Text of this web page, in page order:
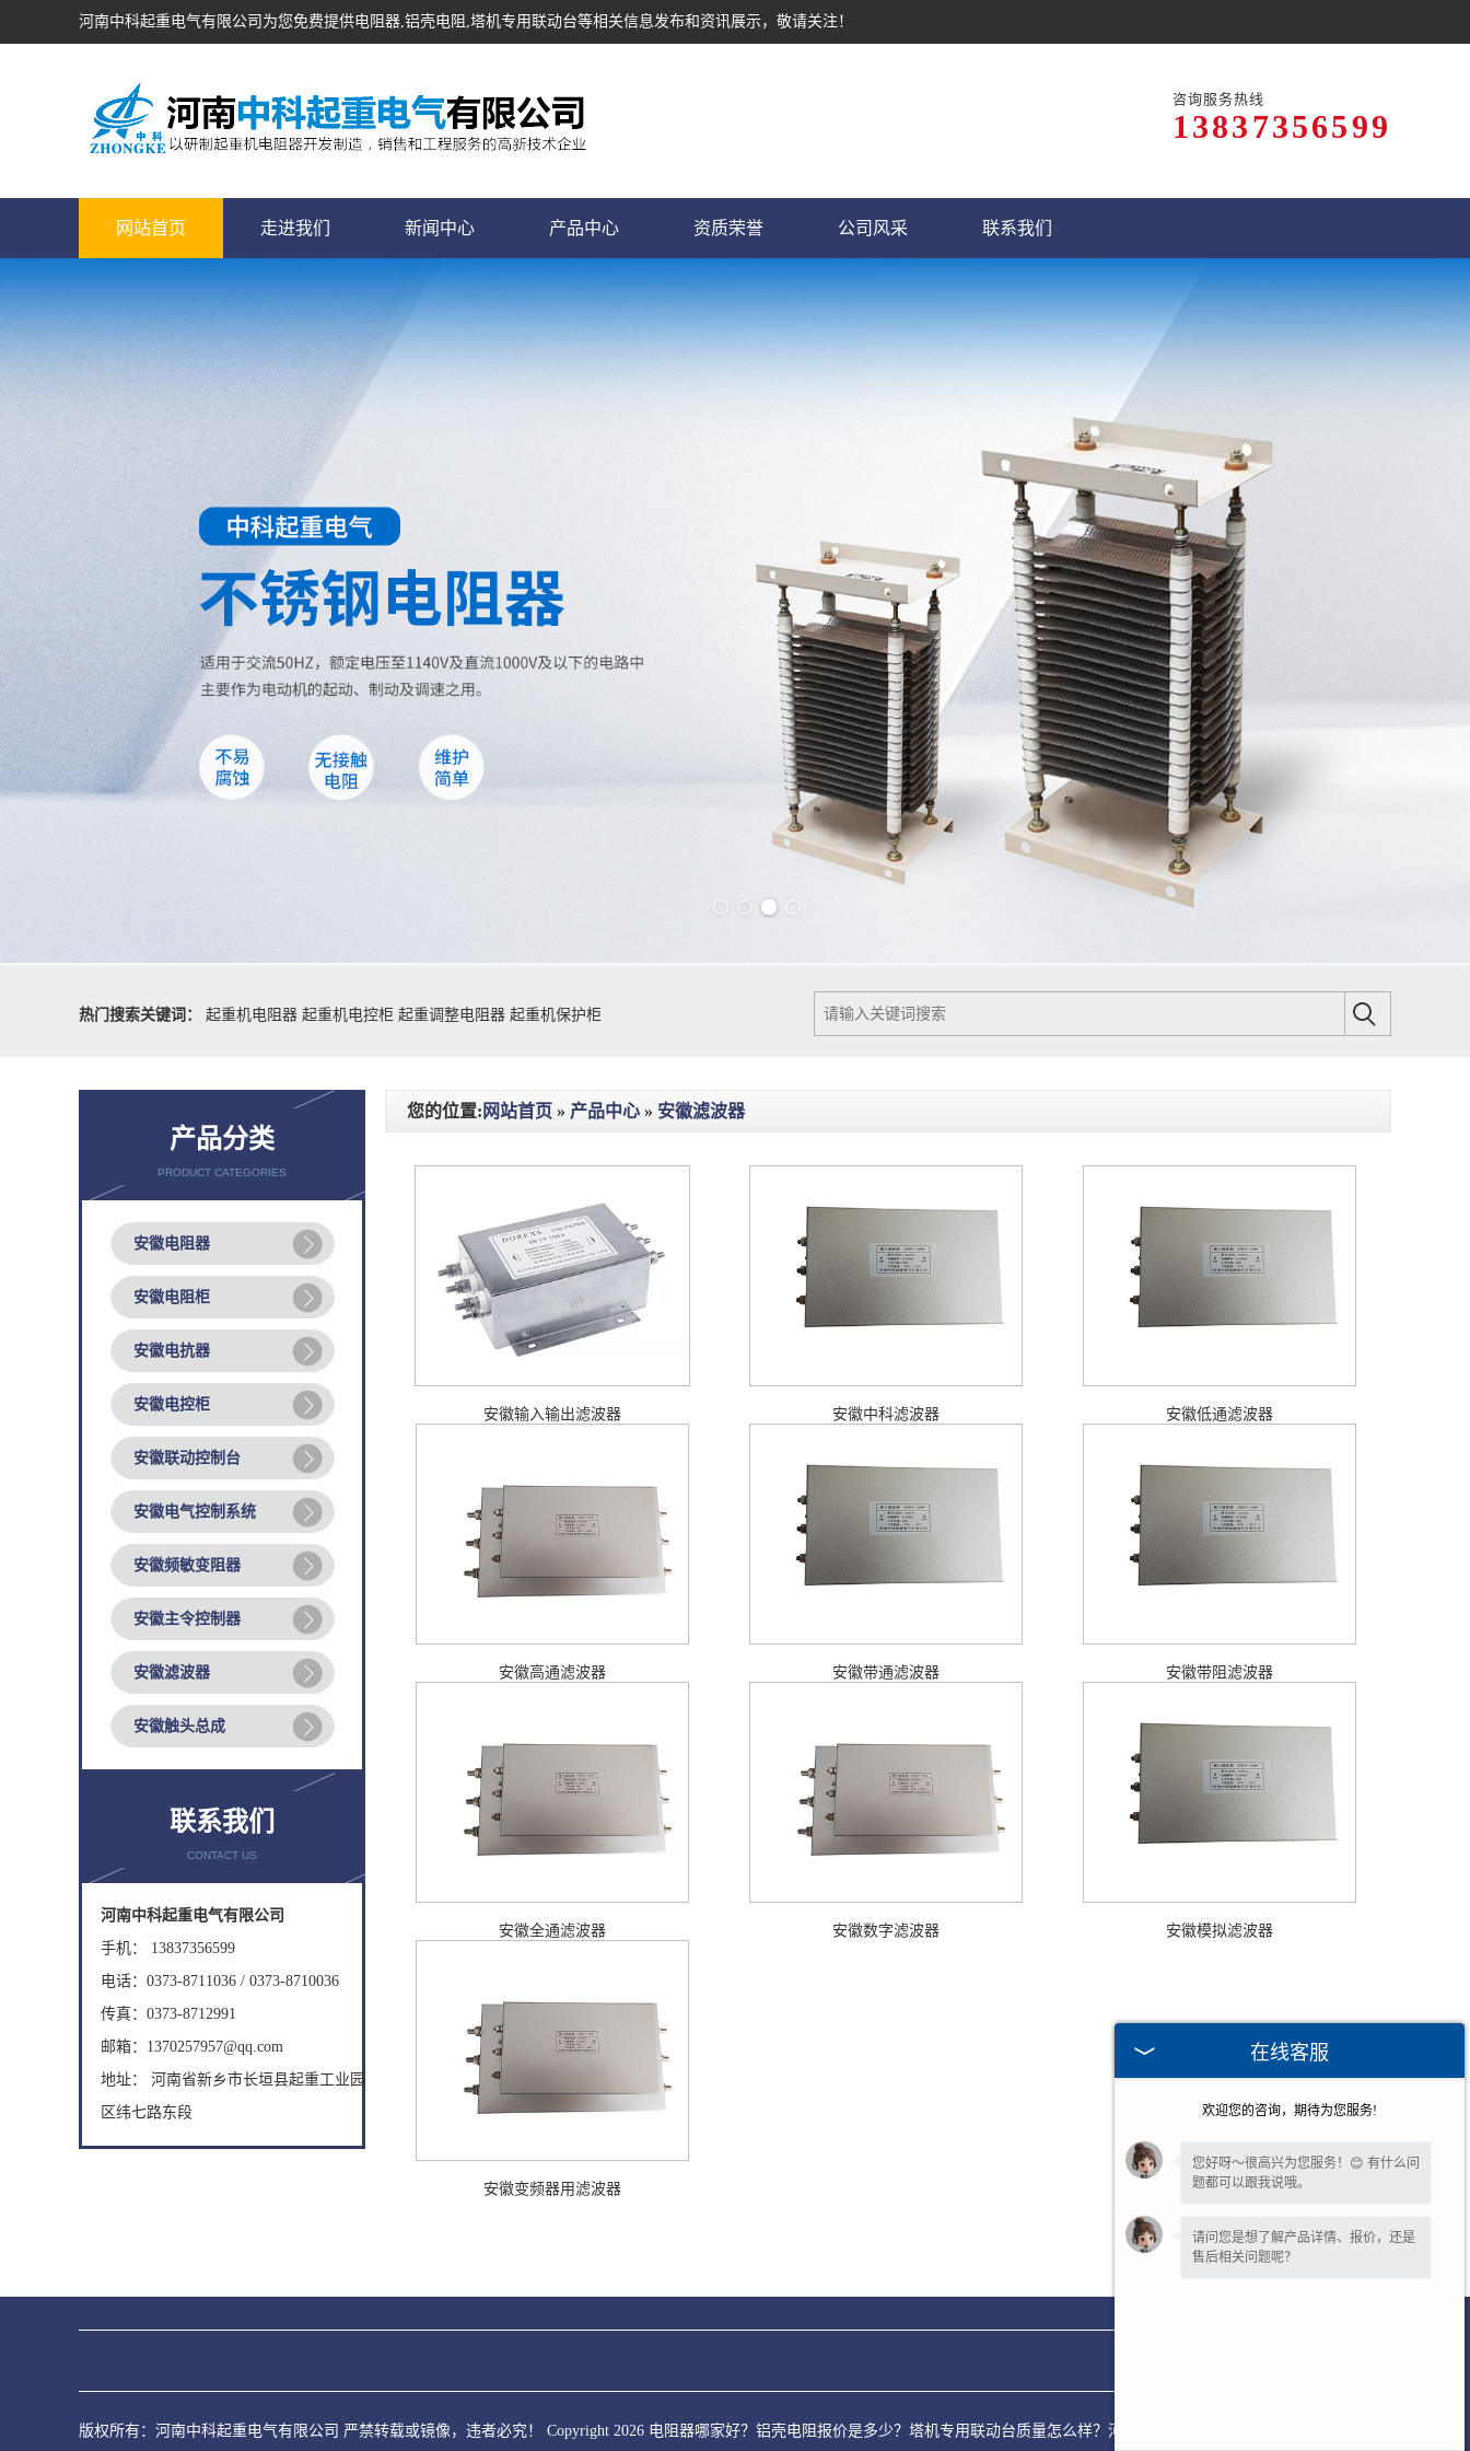
河南中科起重电气有限公司为您免费提供电阻器,铝壳电阻,塔机专用联动台等相关信息发布和资讯展示，敬请关注！
咨询服务热线
13837356599
网站首页 走进我们 新闻中心 产品中心 资质荣誉 公司风采 联系我们
热门搜索关键词：
起重机电阻器 起重机电控柜 起重调整电阻器 起重机保护柜
产品分类
PRODUCT CATEGORIES
安徽电阻器
安徽电阻柜
安徽电抗器
安徽电控柜
安徽联动控制台
安徽电气控制系统
安徽频敏变阻器
安徽主令控制器
安徽滤波器
安徽触头总成
联系我们
CONTACT US
河南中科起重电气有限公司
手机： 13837356599
电话：0373-8711036 / 0373-8710036
传真：0373-8712991
邮箱：1370257957@qq.com
地址： 河南省新乡市长垣县起重工业园
区纬七路东段
您的位置: 网站首页 » 产品中心 » 安徽滤波器
安徽输入输出滤波器 安徽中科滤波器 安徽低通滤波器
安徽高通滤波器 安徽带通滤波器 安徽带阻滤波器
安徽全通滤波器 安徽数字滤波器 安徽模拟滤波器
安徽变频器用滤波器
版权所有：河南中科起重电气有限公司 严禁转载或镜像，违者必究！ Copyright 2026 电阻器哪家好？铝壳电阻报价是多少？塔机专用联动台质量怎么样？河南中科起重电气有限公司专注承接电阻
在线客服
欢迎您的咨询，期待为您服务!
您好呀～很高兴为您服务！😊 有什么问
题都可以跟我说哦。
请问您是想了解产品详情、报价，还是
售后相关问题呢？